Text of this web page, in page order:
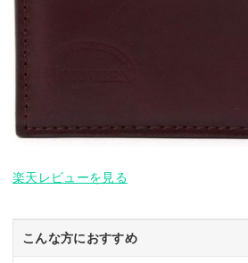
楽天レビューを見る
こんな方におすすめ